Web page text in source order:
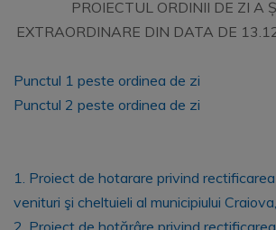
PROIECTUL ORDINII DE ZI A
EXTRAORDINARE DIN DATA DE
Punctul 1 peste ordinea de zi
Punctul 2 peste ordinea de zi
1. Proiect de hotarare privind
venituri şi cheltuieli al municipiului
2. Proiect de hotărâre privind